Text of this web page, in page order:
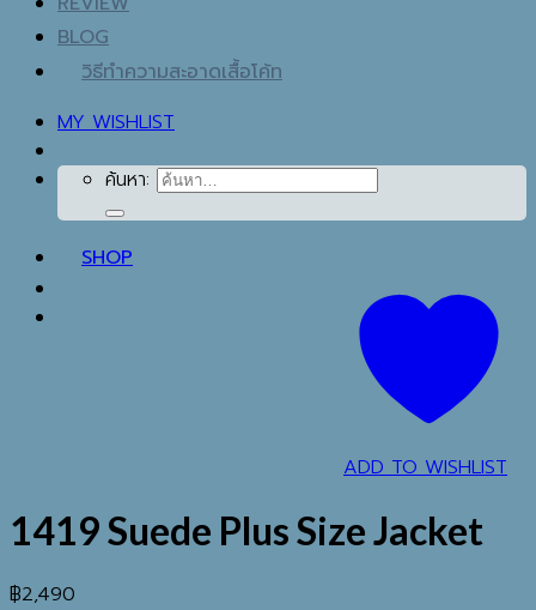
BLOG
วิธีทำความสะอาดเสื้อโค้ท
MY WISHLIST
ค้นหา:
SHOP
ADD TO WISHLIST
1419 Suede Plus Size Jacket
฿2,490